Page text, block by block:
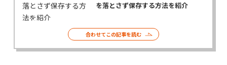
を落とさず保存する方法を紹介
合わせてこの記事を読む